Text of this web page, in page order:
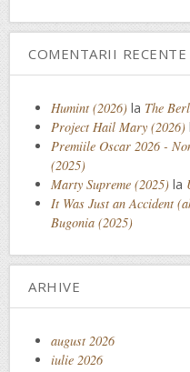
COMENTARII RECENTE
Humint (2026) la The
Project Hail Mary (2026)
Premiile Oscar 2026 -
(2025)
Marty Supreme (2025) la
It Was Just an Accident
Bugonia (2025)
ARHIVE
august 2026
iulie 2026